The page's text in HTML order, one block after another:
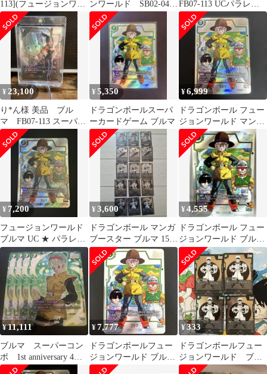
113](フュージョンワー
ルド「神龍への願い」)
ンワールド SB02-044
UC パラレル ブルマ
FB07-113 UCパラレ
ル フュージョンワー
ルド
¥ 23,100
り*ん様 美品 ブル
マ FB07-113 スーパー
コンボ UC パラレル
¥5,350
ドラゴンボールスーパ
ーカードゲーム ブルマ
¥6,999
ドラゴンボール フュー
ジョンワールド マンガ
SB02-044 UC⭐︎ ブルマ
¥ 7,200
フュージョンワールド
ブルマ UC ★ パラレル
おまけ付き
¥3,600
ドラゴンボール マンガ
ブースター ブルマ 15枚
セット
¥4,555
ドラゴンボール フュー
ジョンワールド ブルマ
パラレルFB02-044 UC
¥11,111
ブルマ スーパーコン
ボ 1st anniversary 4枚
セット 美
¥7,777
ドラゴンボールフュー
ジョンワールド ブル
マ SB02-044 UC パラ
¥333
ドラゴンボールフュー
ジョンワールド ブル
マ SB02-044 UC 4枚